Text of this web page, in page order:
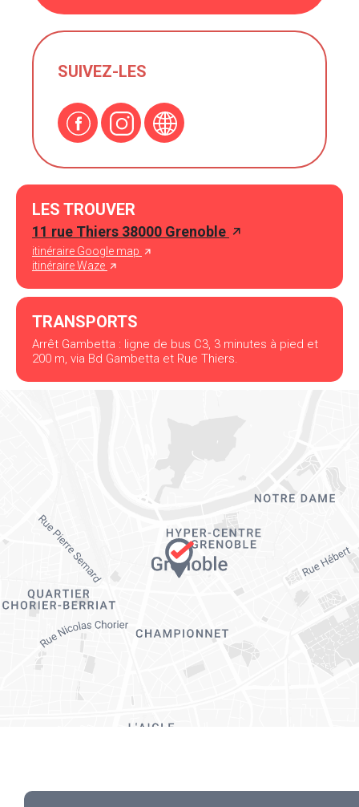
SUIVEZ-LES
LES TROUVER
11 rue Thiers 38000 Grenoble
itinéraire Google map
itinéraire Waze
TRANSPORTS
Arrêt Gambetta : ligne de bus C3, 3 minutes à pied et
200 m, via Bd Gambetta et Rue Thiers.